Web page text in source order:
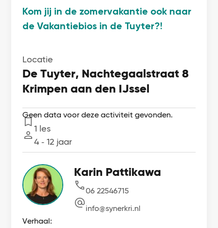
Kom jij in de zomervakantie ook naar
de Vakantiebios in de Tuyter?!
Locatie
De Tuyter, Nachtegaalstraat 8
Krimpen aan den IJssel
Geen data voor deze activiteit gevonden.
Lessen
1 les
Leeftijd
4 ‐ 12 jaar
Karin Pattikawa
06 22546715
info@synerkri.nl
Verhaal: